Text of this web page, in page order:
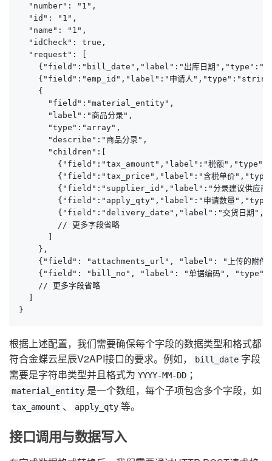
  "number": "1",
  "id": "1",
  "name": "1",
  "idCheck": true,
  "request": [
{"field":"bill_date","label":"出库日期
{"field":"emp_id","label":"申请人
    {
      "field":"material_entity",
      "label":"商品分录",
      "type":"array",
      "describe":"商品分录",
      "children":[
{"field":"tax_amount","label":"税额
{"field":"tax_price","label":"含税单价
{"field":"supplier_id","label":"分录建议供应
{"field":"apply_qty","label":"申请数量
{"field":"delivery_date","label":"交货日期
        // 更多字段省略
      ]
    },
{"field": "attachments_url", "label": "上传的附
{"field": "bill_no", "label": "单据编码",
    // 更多字段省略
  ]
}
根据上述配置，我们需要确保每个字段的数据类型和格式都
符合金蝶云星辰V2API接口的要求。例如，
bill_date 字段
需要是字符串类型并且格式为 YYYY-MM-DD ；
material_entity 是一个数组，每个子项包含多个字段，如
tax_amount 、 apply_qty 等。
接口调用与数据写入